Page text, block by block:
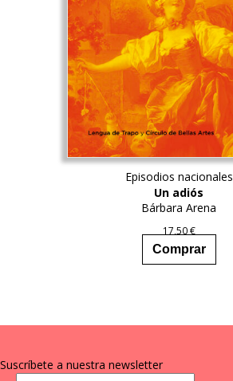
Episodios nacionales
Un adiós
Bárbara Arena
17,50€
Comprar
Suscríbete a nuestra newsletter